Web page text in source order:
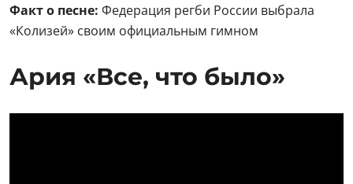
Факт о песне: Федерация регби России выбрала
«Колизей» своим официальным гимном
Ария «Все, что было»